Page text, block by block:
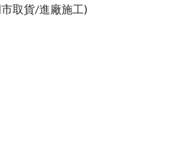
取貨/進廠施工)